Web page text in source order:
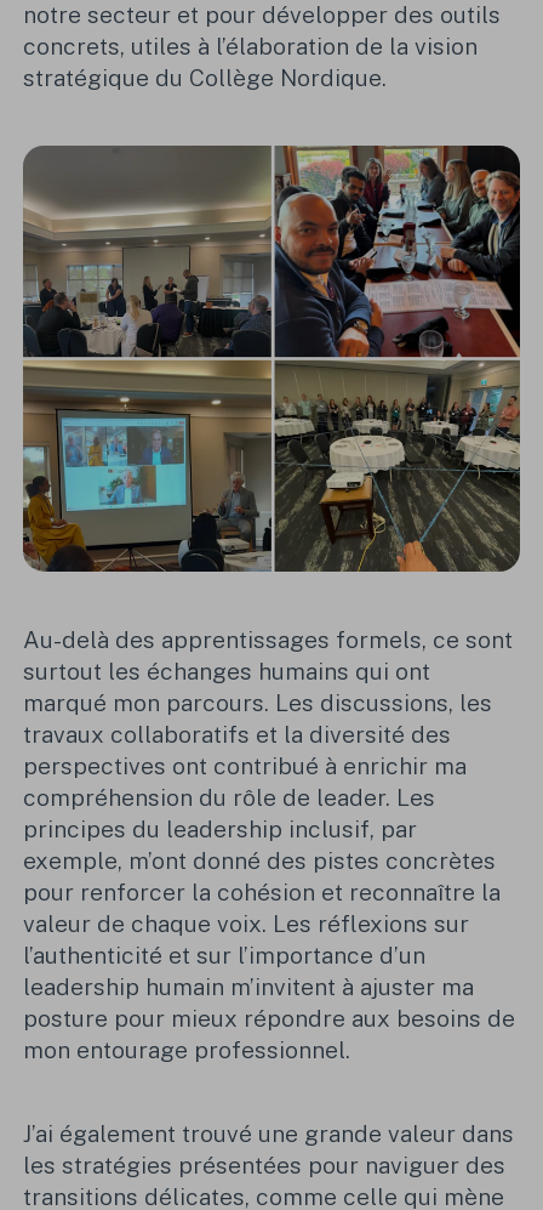
notre secteur et pour développer des outils
concrets, utiles à l’élaboration de la vision
stratégique du Collège Nordique.
Au-delà des apprentissages formels, ce sont
surtout les échanges humains qui ont
marqué mon parcours. Les discussions, les
travaux collaboratifs et la diversité des
perspectives ont contribué à enrichir ma
compréhension du rôle de leader. Les
principes du leadership inclusif, par
exemple, m’ont donné des pistes concrètes
pour renforcer la cohésion et reconnaître la
valeur de chaque voix. Les réflexions sur
l’authenticité et sur l’importance d’un
leadership humain m’invitent à ajuster ma
posture pour mieux répondre aux besoins de
mon entourage professionnel.
J’ai également trouvé une grande valeur dans
les stratégies présentées pour naviguer des
transitions délicates, comme celle qui mène